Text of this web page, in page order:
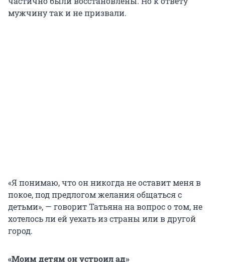
мужчину так и не призвали.
«Я понимаю, что он никогда не оставит меня в
покое, под предлогом желания общаться с
детьми», — говорит Татьяна на вопрос о том, не
хотелось ли ей уехать из страны или в другой
город.
«Моим детям он устроил ад»